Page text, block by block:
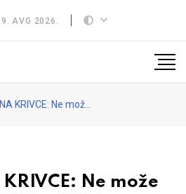
AVG 2026.
BiH u EU dok SNSD i HDZ blokiraju reformske zakone
Ne može